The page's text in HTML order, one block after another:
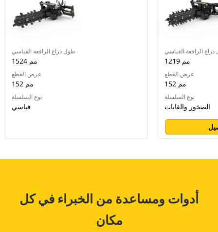
طول ذراع الرافعة القياسي
1524 مم
عرض القطع
152 مم
نوع السلسلة
قياسي
الرافعة القياسي
1219 مم
عرض القطع
152 مم
نوع السلسلة
الصخور والغابات
أدوات ومساعدة من الخبراء في كل
مكان